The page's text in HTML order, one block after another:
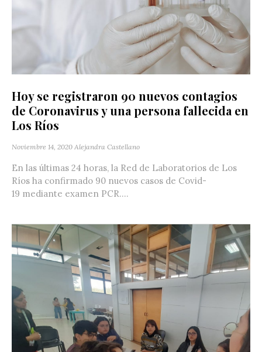
Hoy se registraron 90 nuevos contagios
de Coronavirus y una persona fallecida en
Los Ríos
Noviembre 14, 2020 Alejandra Castellano
En las últimas 24 horas, la Red de Laboratorios de Los
Ríos ha confirmado 90 nuevos casos de Covid-
19 mediante examen PCR....